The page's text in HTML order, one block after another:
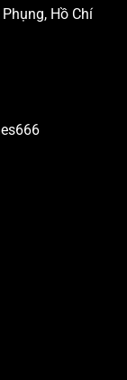
Hồ Chí